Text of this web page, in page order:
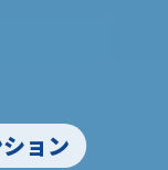
ョン